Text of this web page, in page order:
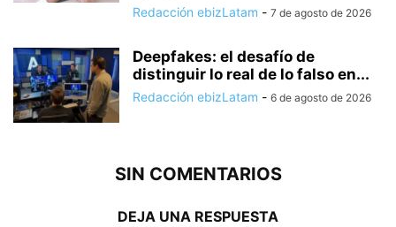
Redacción ebizLatam - 7 de agosto de 2026
Deepfakes: el desafío de
distinguir lo real de lo falso en...
Redacción ebizLatam - 6 de agosto de 2026
SIN COMENTARIOS
DEJA UNA RESPUESTA